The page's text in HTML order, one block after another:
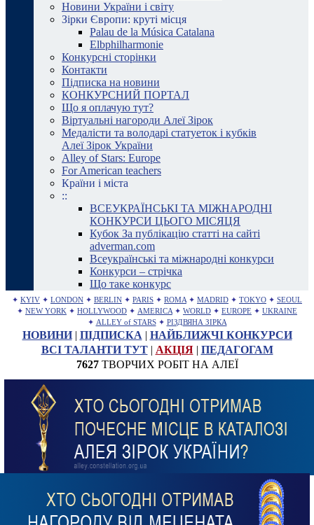
Новини України і світу
Зірки Європи: круті місця
Palau de la Música Catalana
Elbphilharmonie
Конкурсні сторінки
Контакти
Підписка на новини
КОНКУРСНИЙ ПОРТАЛ
Що я оплачую тут?
Віртуальні нагороди Алеї Зірок
Медалісти та володарі статуеток і кубків
Алеї Зірок України
Alley of Stars: Europe
For American teachers
Країни і міста
::
ВСЕУКРАЇНСЬКІ ТА МІЖНАРОДНІ
КОНКУРСИ ЦЬОГО МІСЯЦЯ
Кубок За публікацію статті на сайті
adverman.com
Всеукраїнські та міжнародні конкурси
Конкурси – стрічка
Що таке конкурс
✦ KYIV ✦ LONDON ✦ BERLIN ✦ PARIS ✦ ROMA ✦ MADRID ✦ TOKYO ✦ SEOUL
✦ NEW YORK ✦ HOLLYWOOD ✦ AMERICA ✦ WORLD ✦ EUROPE ✦ UKRAINE
✦ ALLEY of STARS ✦ РІЗДВЯНА ЗІРКА
НОВИНИ| ПІДПИСКА | НАЙБЛИЖЧІ КОНКУРСИ
ВСІ ТАЛАНТИ ТУТ| АКЦІЯ| ПЕДАГОГАМ
7627ТВОРЧИХ РОБІТ НА АЛЕЇ